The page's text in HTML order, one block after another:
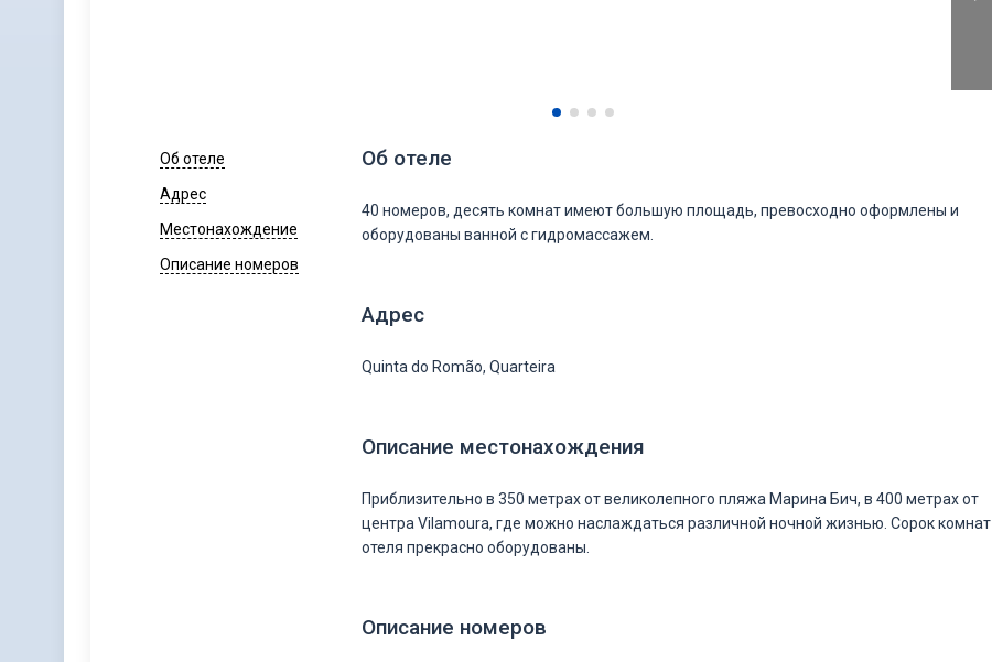
Об отеле
Адрес
Местонахождение
Описание номеров
Об отеле
40 номеров, десять комнат имеют большую площадь, превосходно оформлены и
оборудованы ванной с гидромассажем.
Адрес
Quinta do Romão, Quarteira
Описание местонахождения
Приблизительно в 350 метрах от великолепного пляжа Марина Бич, в 400 метрах от
центра Vilamoura, где можно наслаждаться различной ночной жизнью. Сорок комнат
отеля прекрасно оборудованы.
Описание номеров